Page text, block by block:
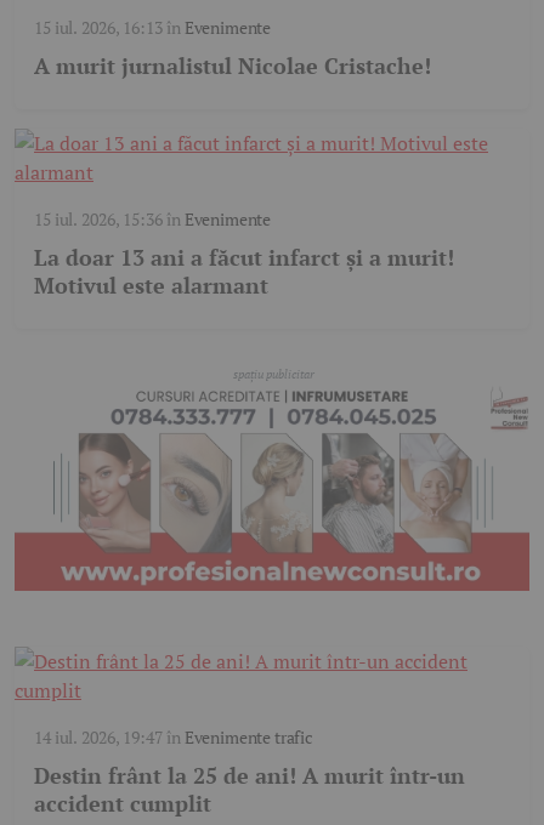
15 iul. 2026, 16:13în Evenimente
A murit jurnalistul Nicolae Cristache!
15 iul. 2026, 15:36în Evenimente
La doar 13 ani a făcut infarct și a murit!
Motivul este alarmant
14 iul. 2026, 19:47în Evenimente trafic
Destin frânt la 25 de ani! A murit într-un
accident cumplit